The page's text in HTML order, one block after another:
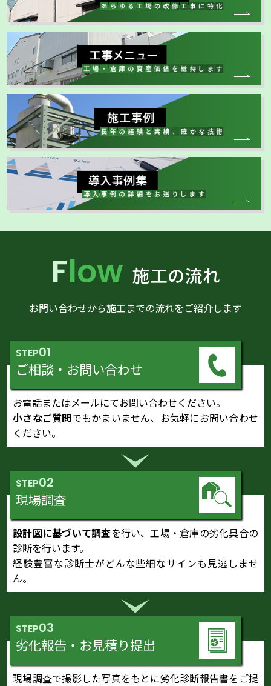
Flow 施工の流れ
お問い合わせから施工までの流れをご紹介します
STEP01
ご相談・お問い合わせ
お電話またはメールにてお問い合わせください。
小さなご質問でもかまいません、お気軽にお問い合わせ
ください。
STEP02
現場調査
設計図に基づいて調査を行い、工場・倉庫の劣化具合の
診断を行います。
経験豊富な診断士がどんな些細なサインも見逃しませ
ん。
STEP03
劣化報告・お見積り提出
現場調査で撮影した写真をもとに劣化診断報告書をご提